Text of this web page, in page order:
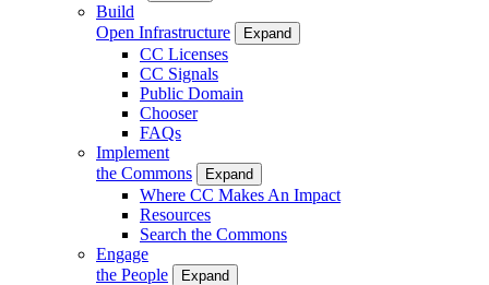
Build
Open Infrastructure
Expand
CC Licenses
CC Signals
Public Domain
Chooser
FAQs
Implement
the Commons
Expand
Where CC Makes An Impact
Resources
Search the Commons
Engage
the People
Expand